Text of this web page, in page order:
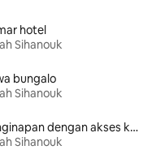
hotel
Sihanouk
bungalo
Sihanouk
Penginapan dengan akses ke pantai
Sihanouk